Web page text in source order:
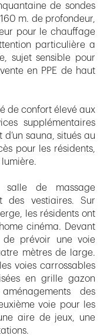
de sondes
m. de profondeur,
pour le chauffage
particulière a
sujet sensible pour
en PPE de haut
de confort élevé aux
supplémentaires
sauna, situés au
pour les résidents,
lumière.
de massage
des vestiaires. Sur
les résidents ont
cinéma. Devant
prévoir une voie
mètres de large.
voies carrossables
en grille gazon
des
voie pour les
aire de jeux, une